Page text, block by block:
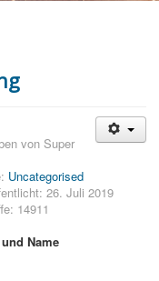
vonSuper
Uncategorised
26. Juli 2019
14911
Name